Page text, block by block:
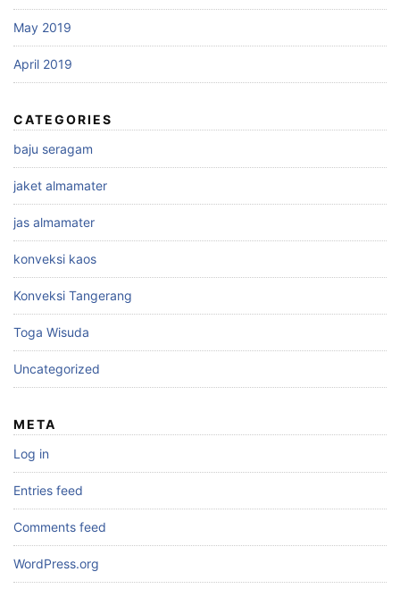
May 2019
April 2019
CATEGORIES
baju seragam
jaket almamater
jas almamater
konveksi kaos
Konveksi Tangerang
Toga Wisuda
Uncategorized
META
Log in
Entries feed
Comments feed
WordPress.org